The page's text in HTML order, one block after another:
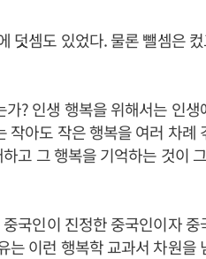
덧셈도 있었다. 물론 뺄셈은
? 인생 행복을 위해서는 인
작아도 작은 행복을 여러 차례
고 그 행복을 기억하는 것이
국인이 진정한 중국인이자
는 이런 행복학 교과서 차원을